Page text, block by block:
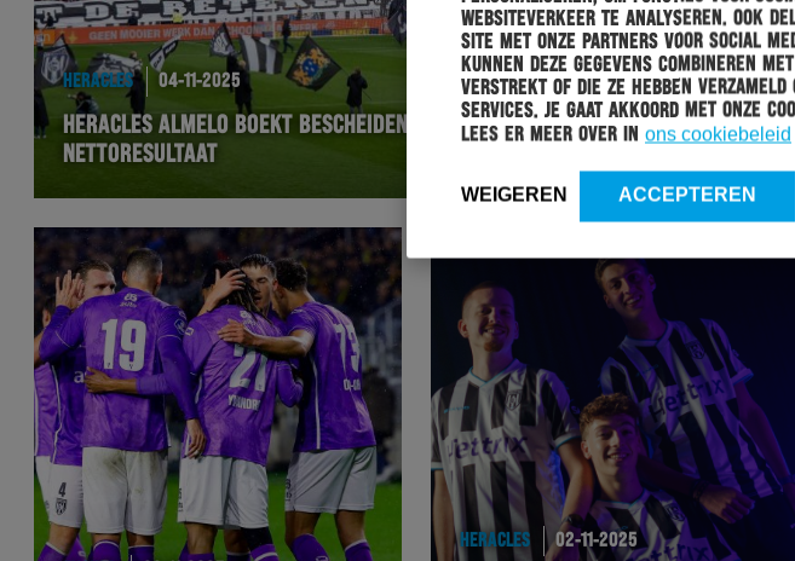
websiteverkeer te analyseren. Ook
site met onze partners voor social
kunnen deze gegevens combineren
verstrekt of die ze hebben verzameld
services. Je gaat akkoord met onze
Lees er meer over in ons cookiebeleid
WEIGEREN ACCEPTEREN
HERACLES 04-11-2025
HERACLES ALMELO BOEKT BESCHEIDEN
NETTORESULTAAT
HERACLES 04-11-2025
HERACLES 02-11-2025